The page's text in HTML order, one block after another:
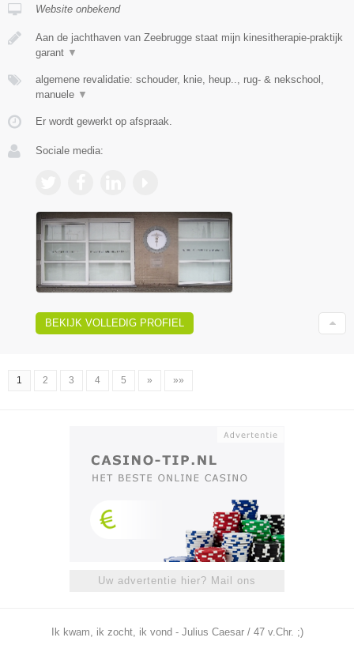
Website onbekend
Aan de jachthaven van Zeebrugge staat mijn kinesitherapie-praktijk
garant ▼
algemene revalidatie: schouder, knie, heup.., rug- & nekschool,
manuele ▼
Er wordt gewerkt op afspraak.
Sociale media:
BEKIJK VOLLEDIG PROFIEL
1 2 3 4 5 » »»
Uw advertentie hier? Mail ons
Ik kwam, ik zocht, ik vond - Julius Caesar / 47 v.Chr. ;)